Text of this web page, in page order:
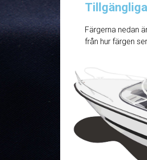
Färgerna nedan
från hur färgen